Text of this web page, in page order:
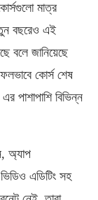
মাত্র
বছরেও এই
বলে জানিয়েছে
কোর্স শেষ
এর পাশাপাশি বিভিন্ন
অ্যাপ
এডিটিং সহ